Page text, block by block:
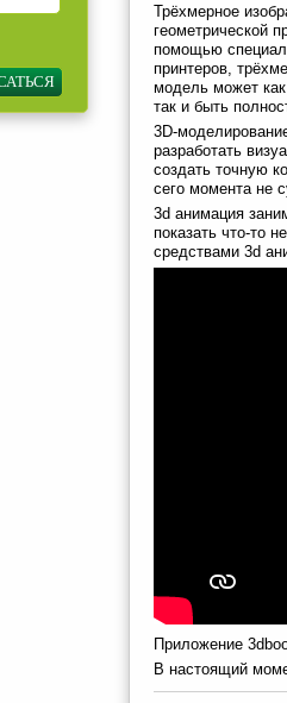
Трёхмерное
геометрической
помощью
принтеров,
модель может как
так и быть
3D-
разработать
создать точную
сего момента не
3d анимация
показать что-то
средствами 3d
Приложение
В настоящий